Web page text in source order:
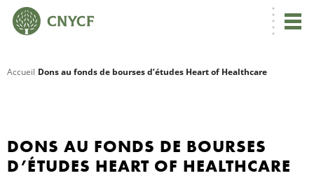
Accueil Dons au fonds de bourses d’études Heart of Healthcare
DONS AU FONDS DE BOURSES
D’ÉTUDES HEART OF HEALTHCARE